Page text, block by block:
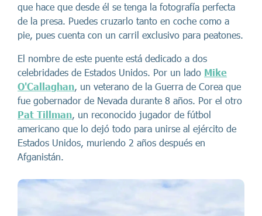
que hace que desde él se tenga la fotografía perfecta
de la presa. Puedes cruzarlo tanto en coche como a
pie, pues cuenta con un carril exclusivo para peatones.
El nombre de este puente está dedicado a dos
celebridades de Estados Unidos. Por un lado Mike
O'Callaghan , un veterano de la Guerra de Corea que
fue gobernador de Nevada durante 8 años. Por el otro
Pat Tillman , un reconocido jugador de fútbol
americano que lo dejó todo para unirse al ejército de
Estados Unidos, muriendo 2 años después en
Afganistán.